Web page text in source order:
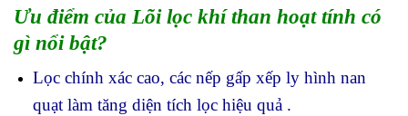
Ưu điểm của Lõi lọc khí than hoạt tính có
gì nổi bật?
Lọc chính xác cao, các nếp gấp xếp ly hình nan
quạt làm tăng diện tích lọc hiệu quả .